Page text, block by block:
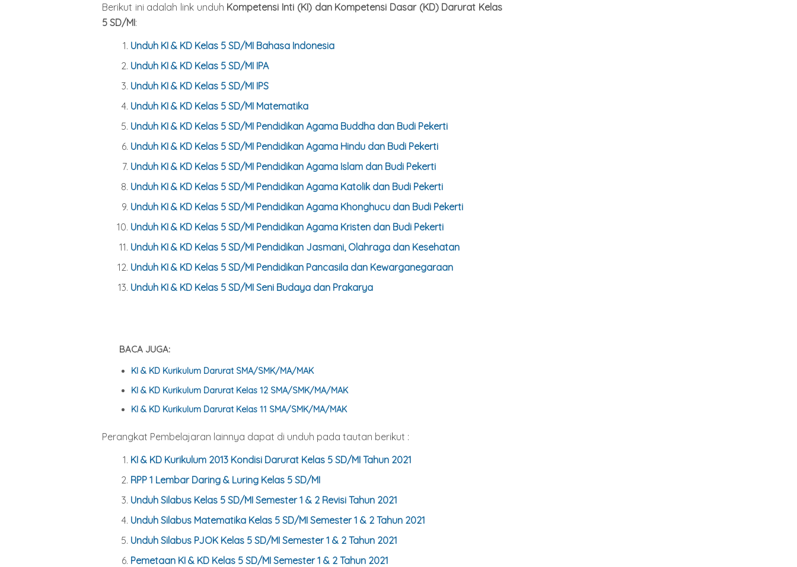
Berikut ini adalah link unduh Kompetensi Inti (KI) dan Kompetensi Dasar (KD) Darurat Kelas
5 SD/MI:
Unduh KI & KD Kelas 5 SD/MI Bahasa Indonesia
Unduh KI & KD Kelas 5 SD/MI IPA
Unduh KI & KD Kelas 5 SD/MI IPS
Unduh KI & KD Kelas 5 SD/MI Matematika
Unduh KI & KD Kelas 5 SD/MI Pendidikan Agama Buddha dan Budi Pekerti
Unduh KI & KD Kelas 5 SD/MI Pendidikan Agama Hindu dan Budi Pekerti
Unduh KI & KD Kelas 5 SD/MI Pendidikan Agama Islam dan Budi Pekerti
Unduh KI & KD Kelas 5 SD/MI Pendidikan Agama Katolik dan Budi Pekerti
Unduh KI & KD Kelas 5 SD/MI Pendidikan Agama Khonghucu dan Budi Pekerti
Unduh KI & KD Kelas 5 SD/MI Pendidikan Agama Kristen dan Budi Pekerti
Unduh KI & KD Kelas 5 SD/MI Pendidikan Jasmani, Olahraga dan Kesehatan
Unduh KI & KD Kelas 5 SD/MI Pendidikan Pancasila dan Kewarganegaraan
Unduh KI & KD Kelas 5 SD/MI Seni Budaya dan Prakarya
BACA JUGA:
KI & KD Kurikulum Darurat SMA/SMK/MA/MAK
KI & KD Kurikulum Darurat Kelas 12 SMA/SMK/MA/MAK
KI & KD Kurikulum Darurat Kelas 11 SMA/SMK/MA/MAK
Perangkat Pembelajaran lainnya dapat di unduh pada tautan berikut :
KI & KD Kurikulum 2013 Kondisi Darurat Kelas 5 SD/MI Tahun 2021
RPP 1 Lembar Daring & Luring Kelas 5 SD/MI
Unduh Silabus Kelas 5 SD/MI Semester 1 & 2 Revisi Tahun 2021
Unduh Silabus Matematika Kelas 5 SD/MI Semester 1 & 2 Tahun 2021
Unduh Silabus PJOK Kelas 5 SD/MI Semester 1 & 2 Tahun 2021
Pemetaan KI & KD Kelas 5 SD/MI Semester 1 & 2 Tahun 2021